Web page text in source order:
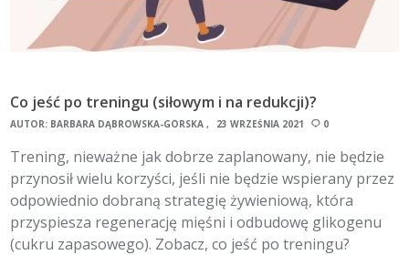
Co jeść po treningu (siłowym i na redukcji)?
AUTOR: BARBARA DĄBROWSKA-GÓRSKA 23 WRZEŚNIA 2021 0
Trening, nieważne jak dobrze zaplanowany, nie będzie
przynosił wielu korzyści, jeśli nie będzie wspierany przez
odpowiednio dobraną strategię żywieniową, która
przyspiesza regenerację mięśni i odbudowę glikogenu
(cukru zapasowego). Zobacz, co jeść po treningu?